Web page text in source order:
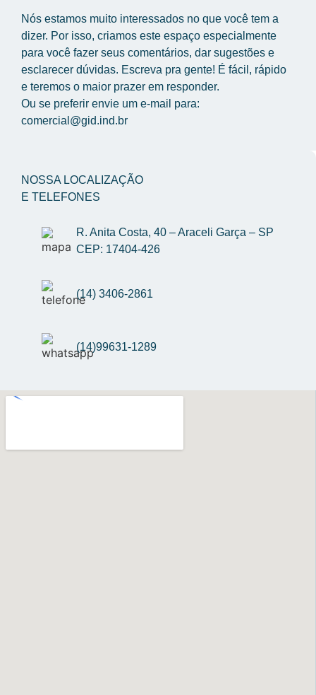
Nós estamos muito interessados no que você tem a
dizer. Por isso, criamos este espaço especialmente
para você fazer seus comentários, dar sugestões e
esclarecer dúvidas. Escreva pra gente! É fácil, rápido
e teremos o maior prazer em responder.
Ou se preferir envie um e-mail para:
comercial@gid.ind.br
NOSSA LOCALIZAÇÃO
E TELEFONES
R. Anita Costa, 40 – Araceli Garça – SP
CEP: 17404-426
(14) 3406-2861
(14)99631-1289